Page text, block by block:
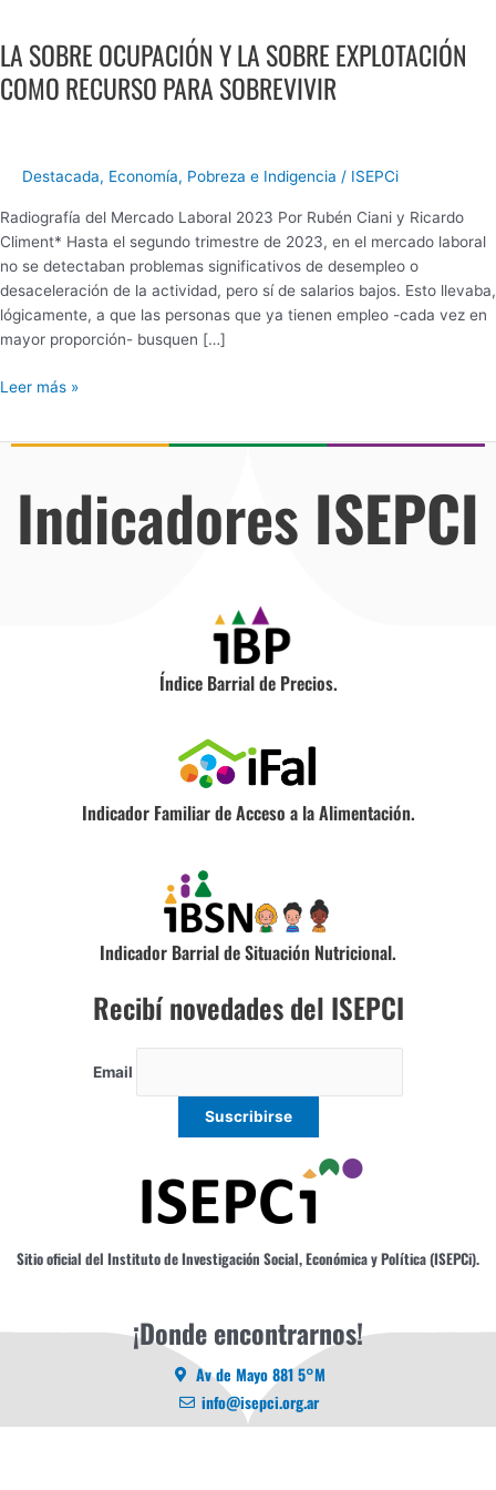
LA SOBRE OCUPACIÓN Y LA SOBRE EXPLOTACIÓN
COMO RECURSO PARA SOBREVIVIR
Destacada, Economía, Pobreza e Indigencia / ISEPCi
Radiografía del Mercado Laboral 2023 Por Rubén Ciani y Ricardo
Climent* Hasta el segundo trimestre de 2023, en el mercado laboral
no se detectaban problemas significativos de desempleo o
desaceleración de la actividad, pero sí de salarios bajos. Esto llevaba,
lógicamente, a que las personas que ya tienen empleo -cada vez en
mayor proporción- busquen […]
OCUPACIÓN
Y
LA
COMO
PARA
SOBREVIVIR
Leer más »
Indicadores ISEPCI
Índice Barrial de Precios.
Indicador Familiar de Acceso a la Alimentación.
Indicador Barrial de Situación Nutricional.
Recibí novedades del ISEPCI
Email
Sitio oficial del Instituto de Investigación Social, Económica y Política (ISEPCi).
¡Donde encontrarnos!
Av de Mayo 881 5°M
info@isepci.org.ar